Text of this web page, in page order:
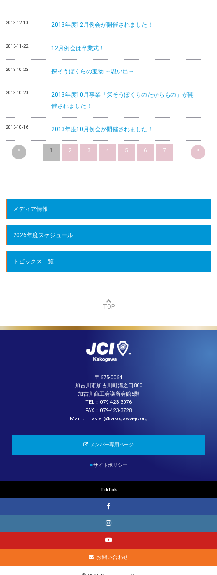
2013-12-10 2013年度12月例会が開催されました！
2013-11-22 12月例会は卒業式！
2013-10-23 探そうぼくらの宝物 ～思い出～
2013-10-20
2013年度10月事業「探そうぼくらのたからもの」が開
催されました！
2013-10-16 2013年度10月例会が開催されました！
< 1 2 3 4 5 6 7 >
メディア情報
2026年度スケジュール
トピックス一覧
TOP
〒675-0064
加古川市加古川町溝之口800
加古川商工会議所会館5階
TEL：079-423-3076
FAX：079-423-3728
Mail：master@kakogawa-jc.org
メンバー専用ページ
■サイトポリシー
TikTok
お問い合わせ